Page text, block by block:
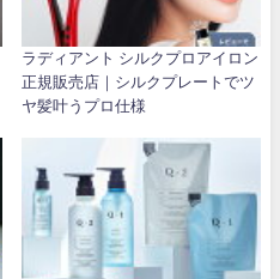
ラディアント シルクプロアイロン
正規販売店｜シルクプレートでツ
ヤ髪叶うプロ仕様